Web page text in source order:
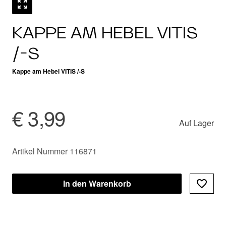
KAPPE AM HEBEL VITIS
/-S
Kappe am Hebel VITIS /-S
€ 3,99 Auf Lager
Artikel Nummer 116871
In den Warenkorb